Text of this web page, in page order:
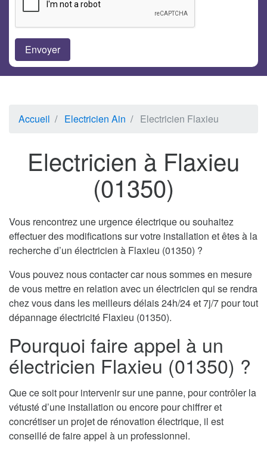
Accueil Electricien Ain Electricien Flaxieu
Electricien à Flaxieu
(01350)
Vous rencontrez une urgence électrique ou souhaitez
effectuer des modifications sur votre installation et êtes à la
recherche d’un électricien à Flaxieu (01350) ?
Vous pouvez nous contacter car nous sommes en mesure
de vous mettre en relation avec un électricien qui se rendra
chez vous dans les meilleurs délais 24h/24 et 7j/7 pour tout
dépannage électricité Flaxieu (01350).
Pourquoi faire appel à un
électricien Flaxieu (01350) ?
Que ce soit pour intervenir sur une panne, pour contrôler la
vétusté d’une installation ou encore pour chiffrer et
concrétiser un projet de rénovation électrique, il est
conseillé de faire appel à un professionnel.